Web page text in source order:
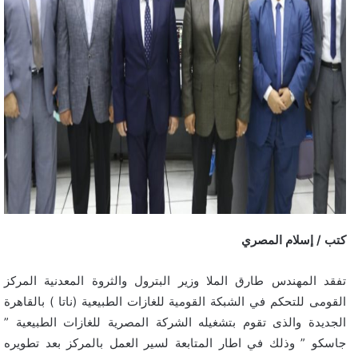
كتب / إسلام المصري
تفقد المهندس طارق الملا وزير البترول والثروة المعدنية المركز
القومى للتحكم في الشبكة القومية للغازات الطبيعية (ناتا ) بالقاهرة
الجديدة والذى تقوم بتشغيله الشركة المصرية للغازات الطبيعية ”
جاسكو ” وذلك في اطار المتابعة لسير العمل بالمركز بعد تطويره